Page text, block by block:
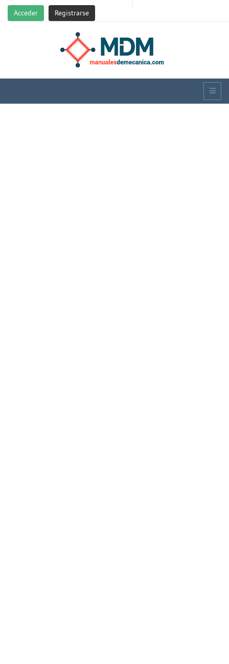
Acceder Registrarse